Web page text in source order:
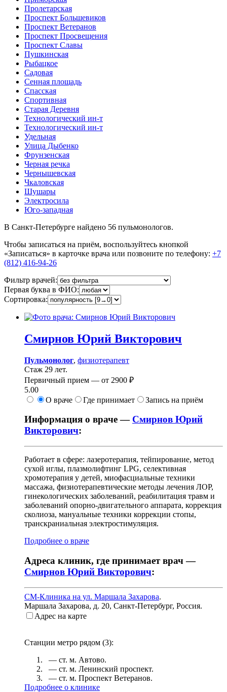
Пролетарская
Проспект Большевиков
Проспект Ветеранов
Проспект Просвещения
Проспект Славы
Пушкинская
Рыбацкое
Садовая
Сенная площадь
Спасская
Спортивная
Старая Деревня
Технологический ин-т
Технологический ин-т
Удельная
Улица Дыбенко
Фрунзенская
Черная речка
Чернышевская
Чкаловская
Шушары
Электросила
Юго-западная
В Санкт-Петербурге найдено 56 пульмонологов.
Чтобы записаться на приём, воспользуйтесь кнопкой
«Записаться» в карточке врача или позвоните по телефону: +7
(812) 416-94-26
Фильтр врачей:
Первая буква в ФИО:
Сортировка:
Смирнов Юрий Викторович
Пульмонолог, физиотерапевт
Стаж 29 лет.
Первичный прием — от 2900 ₽
5.00
О враче
Где принимает Запись на приём
Информация о враче — Смирнов Юрий
Викторович:
Работает в сфере: лазеротерапия, тейпирование, метод
сухой иглы, плазмолифтинг LPG, селективная
хромотерапия у детей, миофасциальные техники
массажа, физиотерапевтические методы лечения ЛОР,
гинекологических заболеваний, реабилитация травм и
заболеваний опорно-двигательного аппарата, коррекция
сколиоза, мануальные техники коррекции стопы,
транскраниальная электростимуляция.
Подробнее о враче
Адреса клиник, где принимает врач —
Смирнов Юрий Викторович:
СМ-Клиника на ул. Маршала Захарова.
Маршала Захарова, д. 20, Санкт-Петербург, Россия.
Адрес на карте
Станции метро рядом (3):
— ст. м. Автово.
— ст. м. Ленинский проспект.
— ст. м. Проспект Ветеранов.
Подробнее о клинике